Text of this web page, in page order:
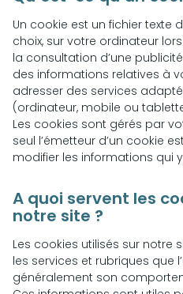
Un cookie est un fichier texte
choix, sur votre ordinateur
la consultation d’une
des informations relatives à
adresser des services
(ordinateur, mobile ou
Les cookies sont gérés par
seul l’émetteur d’un cookie
modifier les informations qui
A quoi servent les
notre site ?
Les cookies utilisés sur notre
les services et rubriques que
généralement son